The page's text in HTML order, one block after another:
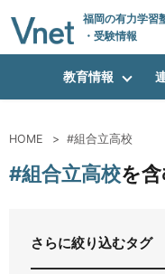
福岡の有力学習
・受験情報
編集方針
vnetアライアンス企業
教育情報
HOME #組合立高校
#組合立高校を
さらに絞り込むタグ